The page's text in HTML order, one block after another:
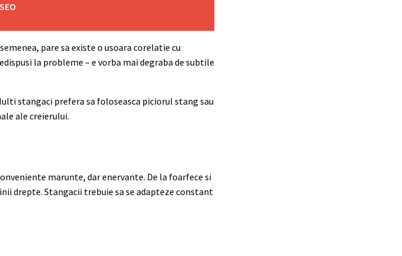
pare sa existe o usoara corelatie cu
la probleme – e vorba mai degraba de subtile
stangaci prefera sa foloseasca piciorul stang sau
ale creierului.
marunte, dar enervante. De la foarfece si
drepte. Stangacii trebuie sa se adapteze constant